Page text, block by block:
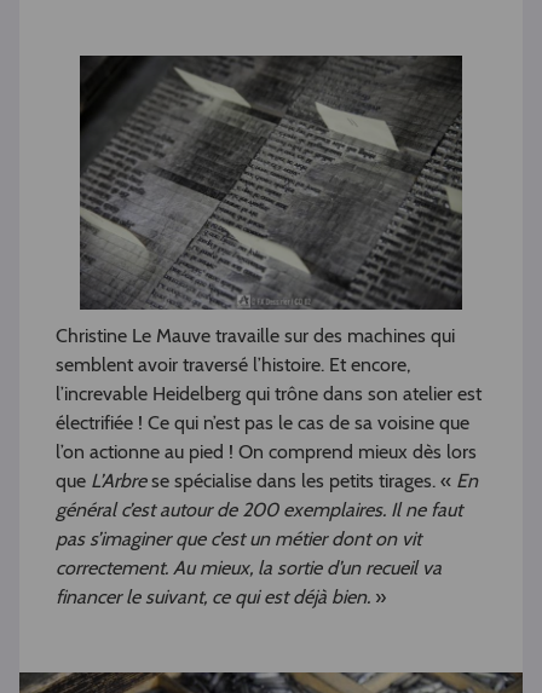
Christine Le Mauve travaille sur des machines qui
semblent avoir traversé l’histoire. Et encore,
l’increvable Heidelberg qui trône dans son atelier est
électrifiée ! Ce qui n’est pas le cas de sa voisine que
l’on actionne au pied ! On comprend mieux dès lors
que L’Arbrese spécialise dans les petits tirages. « En
général c’est autour de 200 exemplaires. Il ne faut
pas s’imaginer que c’est un métier dont on vit
correctement. Au mieux, la sortie d’un recueil va
financer le suivant, ce qui est déjà bien. »